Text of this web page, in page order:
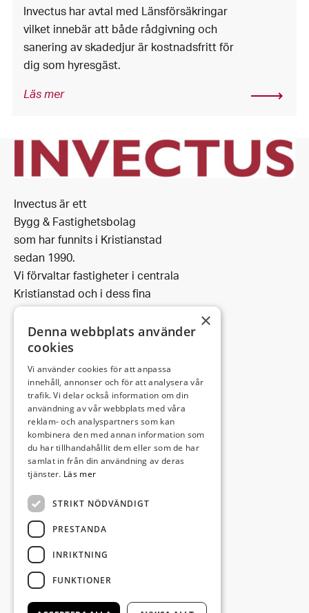
Invectus har avtal med Länsförsäkringar
vilket innebär att både rådgivning och
sanering av skadedjur är kostnadsfritt för
dig som hyresgäst.
Läs mer
Invectus är ett
Bygg & Fastighetsbolag
som har funnits i Kristianstad
sedan 1990.
Vi förvaltar fastigheter i centrala
Kristianstad och i dess fina
omgivning.
Leveransadress:
Björkhemsvägen 9
291 54 Kristianstad
Besöksadress:
Västra Boulevarden 41
(enligt överenskommelse)
info@invectus.net
Postadress:
Invectus Bygg & Förvaltning AB
×
Denna webbplats använder
cookies
Vi använder cookies för att anpassa
innehåll, annonser och för att analysera vår
trafik. Vi delar också information om din
användning av vår webbplats med våra
reklam- och analyspartners som kan
kombinera den med annan information som
du har tillhandahållit dem eller som de har
samlat in från din användning av deras
tjänster. Läs mer
STRIKT NÖDVÄNDIGT
PRESTANDA
INRIKTNING
FUNKTIONER